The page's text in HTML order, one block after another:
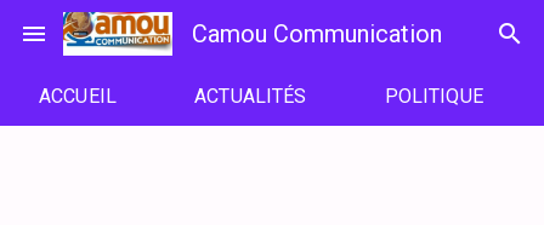
menu Camou Communication search
ACCUEIL ACTUALITÉS POLITIQUE